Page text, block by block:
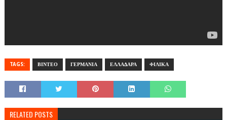
TAGS: ΒΙΝΤΕΟ ΓΕΡΜΑΝΙΑ ΕΛΛΑΔΑΡΑ ΦΙΛΙΚΑ
RELATED POSTS